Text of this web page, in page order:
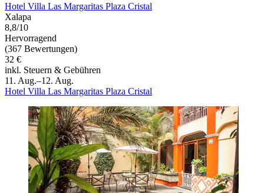
Hotel Villa Las Margaritas Plaza Cristal
Xalapa
8,8/10
Hervorragend
(367 Bewertungen)
32 €
inkl. Steuern & Gebühren
11. Aug.–12. Aug.
Hotel Villa Las Margaritas Plaza Cristal